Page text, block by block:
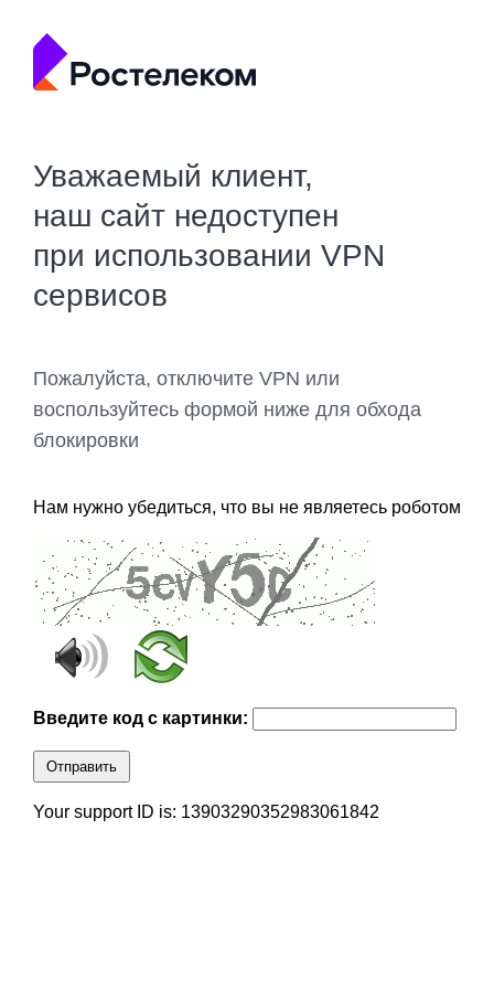
Уважаемый клиент,
наш сайт недоступен
при использовании VPN
сервисов
Пожалуйста, отключите VPN или
воспользуйтесь формой ниже для обхода
блокировки
Нам нужно убедиться, что вы не являетесь роботом
Введите код с картинки:
Отправить
Your support ID is: 13903290352983061842